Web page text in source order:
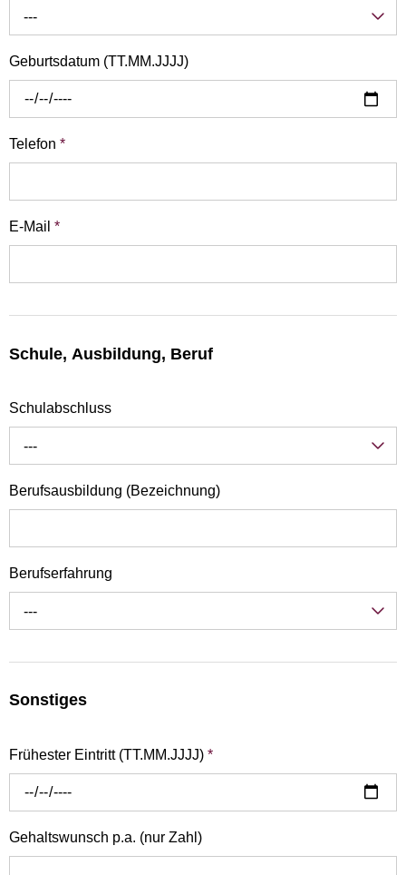
---
Geburtsdatum (TT.MM.JJJJ)
Telefon *
E-Mail *
Schule, Ausbildung, Beruf
Schulabschluss
---
Berufsausbildung (Bezeichnung)
Berufserfahrung
---
Sonstiges
Frühester Eintritt (TT.MM.JJJJ) *
Gehaltswunsch p.a. (nur Zahl)